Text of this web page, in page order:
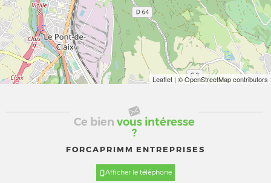
Leaflet | © OpenStreetMap contributors
Ce bien vous intéresse
?
FORCAPRIMM ENTREPRISES
Afficher le téléphone